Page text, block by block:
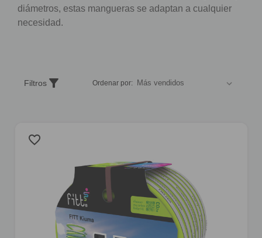
diámetros, estas mangueras se adaptan a cualquier
necesidad.
Filtrosfilter_alt
Ordenar
Ordenar por:
favorite_border